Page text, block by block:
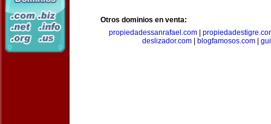
Otros dominios en venta:
propiedadessanrafael.com
deslizador.com| blogfamosos.com|